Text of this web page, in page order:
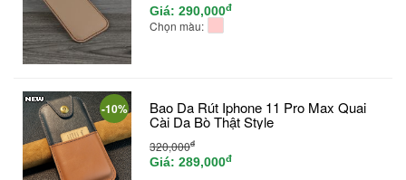
Giá: 290,000đ
Chọn màu:
-10% Bao Da Rút Iphone 11 Pro Max Quai
Cài Da Bò Thật Style
320,000đ
Giá: 289,000đ